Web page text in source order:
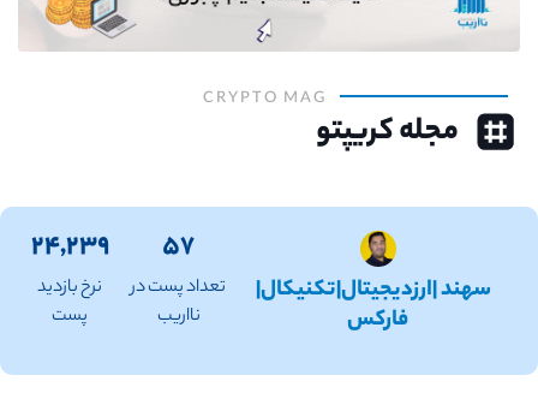
CRYPTO MAG
مجله کریپتو
سهند |ارزدیجیتال|تکنیکال|
فارکس
۵۷
تعداد پست در
نااریب
۲۴,۲۳۹
نرخ بازدید
پست